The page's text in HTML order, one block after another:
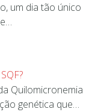
um dia tão único
Quilomicronemia
genética que…